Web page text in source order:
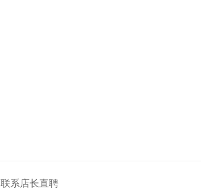
联系店长直聘